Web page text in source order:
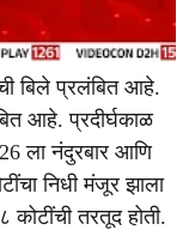
बिले प्रलंबित आहे.
आहे. प्रदीर्घकाळ
ला नंदुरबार आणि
निधी मंजूर झाला
तरतूद होती.